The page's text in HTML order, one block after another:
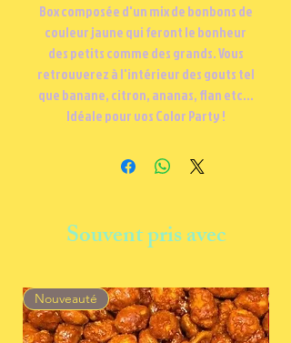
Box composée d'un mix de bonbons de
couleur jaune qui feront le bonheur
des petits comme des grands. Vous
retrouverez à l'intérieur des gouts tel
que banane, citron, ananas, flan etc...
Idéale pour vos Color Party !
Souvent pris avec
Nouveauté